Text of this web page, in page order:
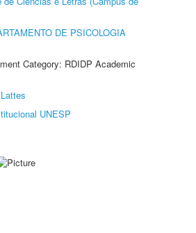
DE PSICOLOGIA
Category: RDIDP Academic
UNESP